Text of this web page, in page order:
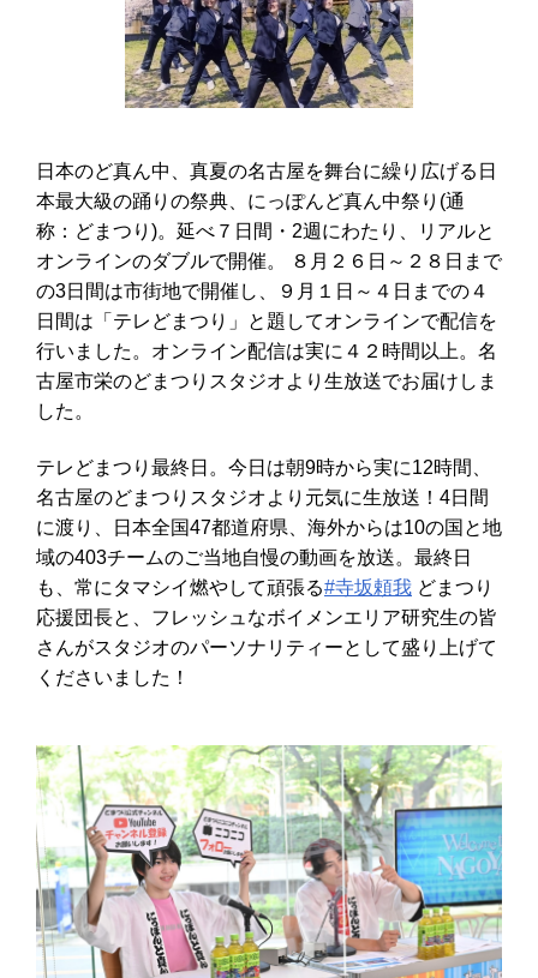
日本のど真ん中、真夏の名古屋を舞台に繰り広げる日
本最大級の踊りの祭典、にっぽんど真ん中祭り (通
称：どまつり )。延べ７日間・ 2週にわたり、リアルと
オンラインのダブルで開催。 ８月２６日～２８日まで
の3日間は市街地で開催し、９月１日～４日までの４
日間は「テレどまつり」と題してオンラインで配信を
行いました。オンライン配信は実に４２時間以上。名
古屋市栄のどまつりスタジオより生放送でお届けしま
した。
テレどまつり最終日。今日は朝9時から実に12時間、
名古屋のどまつりスタジオより元気に生放送！4日間
に渡り、日本全国47都道府県、海外からは10の国と地
域の403チームのご当地自慢の動画を放送。最終日
も、常にタマシイ燃やして頑張る#寺坂頼我 どまつり
応援団長と、フレッシュなボイメンエリア研究生の皆
さんがスタジオのパーソナリティーとして盛り上げて
くださいました！